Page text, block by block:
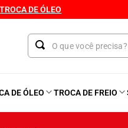
TROCA DE ÓLEO
DE ÓLEO TROCA DE FREIO
1º Kit 4 Pneu